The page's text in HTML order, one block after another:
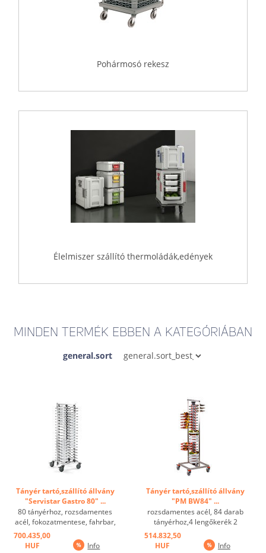
Pohármosó rekesz
Élelmiszer szállító thermoládák,edények
MINDEN TERMÉK EBBEN A KATEGÓRIÁBAN
general.sort
Tányér tartó,szállító állvány
"Servistar Gastro 80" ...
80 tányérhoz, rozsdamentes
acél, fokozatmentese, fahrbar,
verzinkte Rollen, 4 Lenkrollen,
davon 2 mit Feststeller ...
700.435,00
HUF
Info
Tányér tartó,szállító állvány
"PM BW84" ...
rozsdamentes acél, 84 darab
tányérhoz,4 lengőkerék 2
fékezhető. ...
514.832,50
HUF
Info